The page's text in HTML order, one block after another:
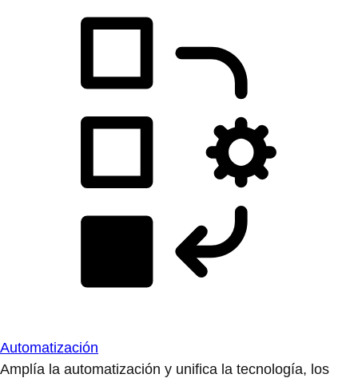
Automatización
Amplía la automatización y unifica la tecnología, los